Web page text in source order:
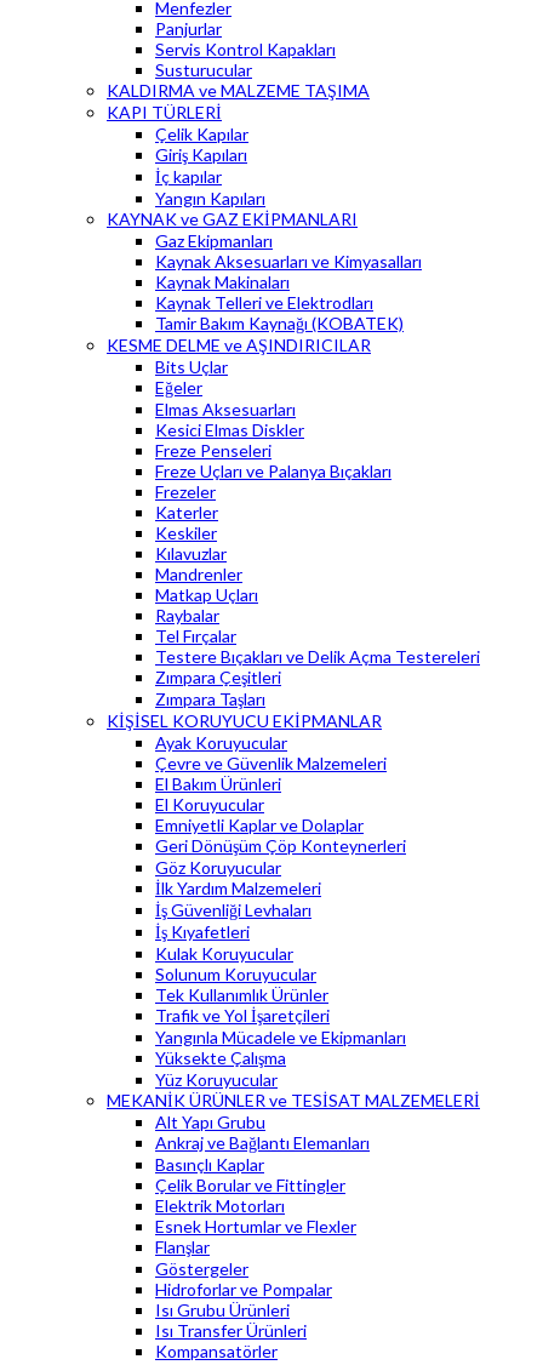
Menfezler
Panjurlar
Servis Kontrol Kapakları
Susturucular
KALDIRMA ve MALZEME TAŞIMA
KAPI TÜRLERİ
Çelik Kapılar
Giriş Kapıları
İç kapılar
Yangın Kapıları
KAYNAK ve GAZ EKİPMANLARI
Gaz Ekipmanları
Kaynak Aksesuarları ve Kimyasalları
Kaynak Makinaları
Kaynak Telleri ve Elektrodları
Tamir Bakım Kaynağı (KOBATEK)
KESME DELME ve AŞINDIRICILAR
Bits Uçlar
Eğeler
Elmas Aksesuarları
Kesici Elmas Diskler
Freze Penseleri
Freze Uçları ve Palanya Bıçakları
Frezeler
Katerler
Keskiler
Kılavuzlar
Mandrenler
Matkap Uçları
Raybalar
Tel Fırçalar
Testere Bıçakları ve Delik Açma Testereleri
Zımpara Çeşitleri
Zımpara Taşları
KİŞİSEL KORUYUCU EKİPMANLAR
Ayak Koruyucular
Çevre ve Güvenlik Malzemeleri
El Bakım Ürünleri
El Koruyucular
Emniyetli Kaplar ve Dolaplar
Geri Dönüşüm Çöp Konteynerleri
Göz Koruyucular
İlk Yardım Malzemeleri
İş Güvenliği Levhaları
İş Kıyafetleri
Kulak Koruyucular
Solunum Koruyucular
Tek Kullanımlık Ürünler
Trafik ve Yol İşaretçileri
Yangınla Mücadele ve Ekipmanları
Yüksekte Çalışma
Yüz Koruyucular
MEKANİK ÜRÜNLER ve TESİSAT MALZEMELERİ
Alt Yapı Grubu
Ankraj ve Bağlantı Elemanları
Basınçlı Kaplar
Çelik Borular ve Fittingler
Elektrik Motorları
Esnek Hortumlar ve Flexler
Flanşlar
Göstergeler
Hidroforlar ve Pompalar
Isı Grubu Ürünleri
Isı Transfer Ürünleri
Kompansatörler